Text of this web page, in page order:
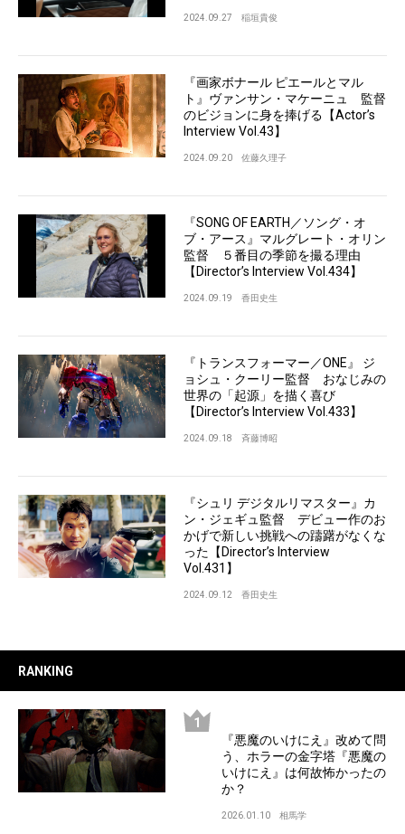
2024.09.27 稲垣貴俊
『画家ボナール ピエールとマル
ト』ヴァンサン・マケーニュ 監督
のビジョンに身を捧げる【Actor’s
Interview Vol.43】
2024.09.20 佐藤久理子
『SONG OF EARTH／ソング・オ
ブ・アース』マルグレート・オリン
監督 ５番目の季節を撮る理由
【Director’s Interview Vol.434】
2024.09.19 香田史生
『トランスフォーマー／ONE』 ジ
ョシュ・クーリー監督 おなじみの
世界の「起源」を描く喜び
【Director’s Interview Vol.433】
2024.09.18 斉藤博昭
『シュリ デジタルリマスター』カ
ン・ジェギュ監督 デビュー作のお
かげで新しい挑戦への躊躇がなくな
った【Director’s Interview
Vol.431】
2024.09.12 香田史生
RANKING
『悪魔のいけにえ』改めて問
う、ホラーの金字塔『悪魔の
いけにえ』は何故怖かったの
か？
2026.01.10 相馬学